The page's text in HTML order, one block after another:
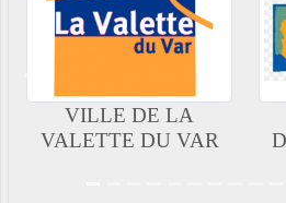
VAR
CONSEIL
DEPARTEMENTAL